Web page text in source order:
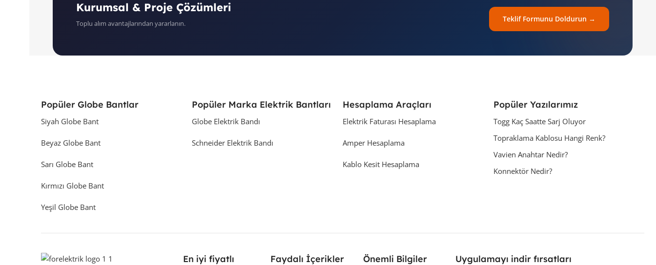
Kurumsal & Proje Çözümleri
Toplu alım avantajlarından yararlanın. Teklif Formunu Doldurun →
Popüler Globe Bantlar
Siyah Globe Bant
Beyaz Globe Bant
Sarı Globe Bant
Kırmızı Globe Bant
Yeşil Globe Bant
Popüler Marka Elektrik Bantları
Globe Elektrik Bandı
Schneider Elektrik Bandı
Hesaplama Araçları
Elektrik Faturası Hesaplama
Amper Hesaplama
Kablo Kesit Hesaplama
Popüler Yazılarımız
Togg Kaç Saatte Sarj Oluyor
Topraklama Kablosu Hangi Renk?
Vavien Anahtar Nedir?
Konnektör Nedir?
En iyi fiyatlı
Faydalı İçerikler Önemli Bilgiler
Uygulamayı indir fırsatları